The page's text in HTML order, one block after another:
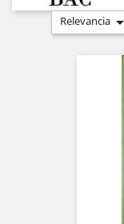
Relevancia 